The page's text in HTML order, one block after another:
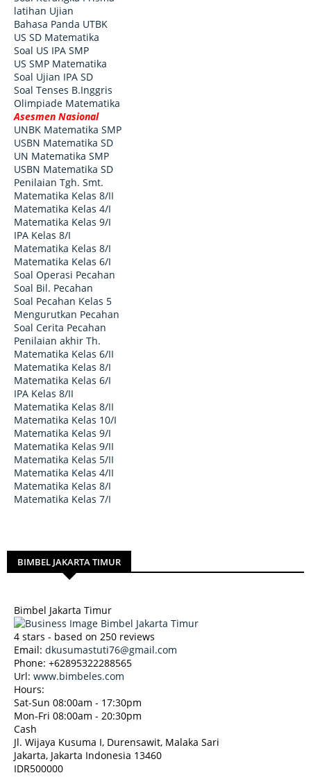
latihan Ujian
Bahasa Panda UTBK
US SD Matematika
Soal US IPA SMP
US SMP Matematika
Soal Ujian IPA SD
Soal Tenses B.Inggris
Olimpiade Matematika
Asesmen Nasional
UNBK Matematika SMP
USBN Matematika SD
UN Matematika SMP
USBN Matematika SD
Penilaian Tgh. Smt.
Matematika Kelas 8/II
Matematika Kelas 4/I
Matematika Kelas 9/I
IPA Kelas 8/I
Matematika Kelas 8/I
Matematika Kelas 6/I
Soal Operasi Pecahan
Soal Bil. Pecahan
Soal Pecahan Kelas 5
Mengurutkan Pecahan
Soal Cerita Pecahan
Penilaian akhir Th.
Matematika Kelas 6/II
Matematika Kelas 8/I
Matematika Kelas 6/I
IPA Kelas 8/II
Matematika Kelas 8/II
Matematika Kelas 10/I
Matematika Kelas 9/I
Matematika Kelas 9/II
Matematika Kelas 5/II
Matematika Kelas 4/II
Matematika Kelas 8/I
Matematika Kelas 7/I
BIMBEL JAKARTA TIMUR
Bimbel Jakarta Timur
4 stars - based on 250 reviews
Email: dkusumastuti76@gmail.com
Phone: +62895322288565
Url: www.bimbeles.com
Hours:
Sat-Sun 08:00am - 17:30pm
Mon-Fri 08:00am - 20:30pm
Cash
Jl. Wijaya Kusuma I, Durensawit, Malaka Sari
Jakarta, Jakarta Indonesia 13460
IDR500000